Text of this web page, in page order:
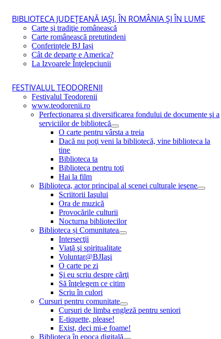
BIBLIOTECA JUDEŢEANĂ IAŞI, ÎN ROMÂNIA ŞI ÎN LUME
Carte şi tradiţie românească
Carte românească pretutindeni
Conferințele BJ Iași
Cât de departe e America?
La Izvoarele Înţelepciunii
FESTIVALUL TEODORENII
Festivalul Teodorenii
www.teodorenii.ro
Perfecţionarea şi diversificarea fondului de documente şi a
serviciilor de bibliotecă
O carte pentru vârsta a treia
Dacă nu poţi veni la bibliotecă, vine biblioteca la
tine
Biblioteca ta
Biblioteca pentru toţi
Hai la film
Biblioteca, actor principal al scenei culturale ieşene
Scriitorii Iaşului
Ora de muzică
Provocările culturii
Nocturna bibliotecilor
Biblioteca și Comunitatea
Intersecţii
Viaţă şi spiritualitate
Voluntar@BJIaşi
O carte pe zi
Şi eu scriu despre cărţi
Să înţelegem ce citim
Scriu în culori
Cursuri pentru comunitate
Cursuri de limba engleză pentru seniori
E-tiquette, please!
Exist, deci mi-e foame!
Biblioteca în epoca digitală